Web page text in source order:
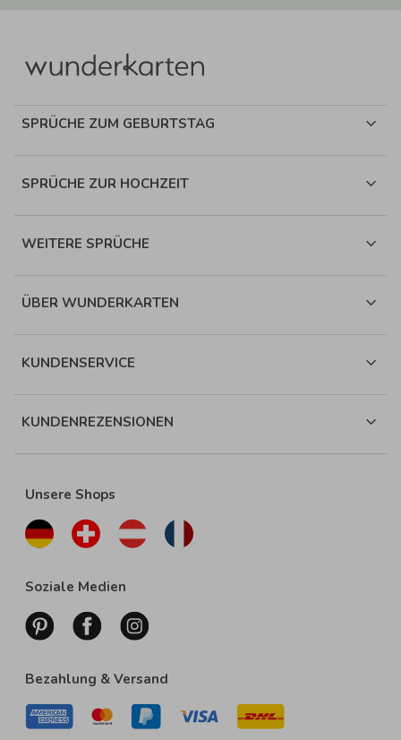
SPRÜCHE ZUM GEBURTSTAG
SPRÜCHE ZUR HOCHZEIT
WEITERE SPRÜCHE
ÜBER WUNDERKARTEN
KUNDENSERVICE
KUNDENREZENSIONEN
Unsere Shops
Soziale Medien
Bezahlung & Versand